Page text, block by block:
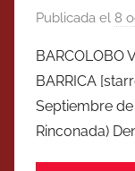
Publicada el 8
BARCOLOBO
BARRICA
Septiembre
Rinconada)